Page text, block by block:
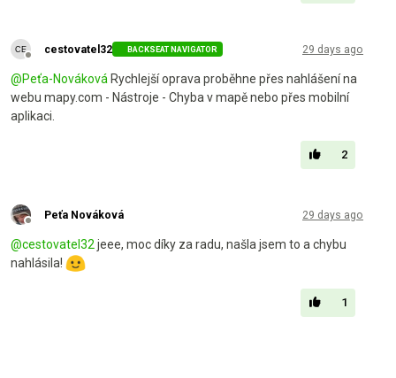
Offline
cestovatel32 BACKSEAT NAVIGATOR 29 days ago
@Peťa-Nováková Rychlejší oprava proběhne přes nahlášení na
webu mapy.com - Nástroje - Chyba v mapě nebo přes mobilní
aplikaci.
2
Offline
Peťa Nováková 29 days ago
@cestovatel32 jeee, moc díky za radu, našla jsem to a chybu
nahlásila!
1